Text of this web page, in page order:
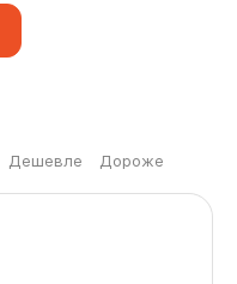
Дешевле Дороже